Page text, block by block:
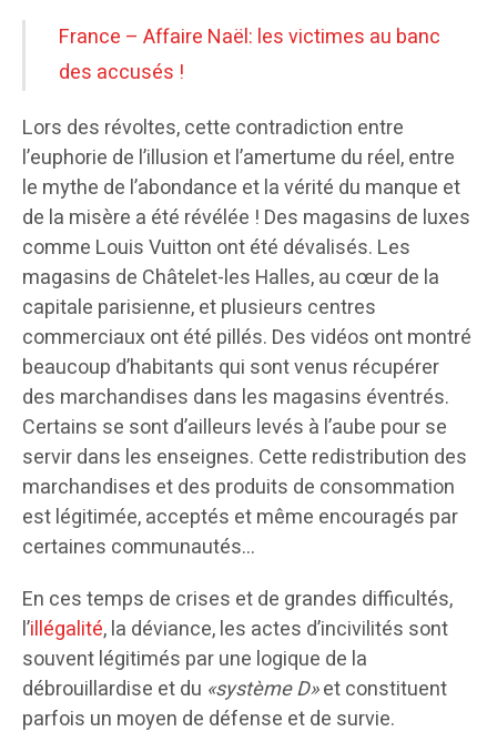
France – Affaire Naël: les victimes au banc
des accusés !
Lors des révoltes, cette contradiction entre
l’euphorie de l’illusion et l’amertume du réel, entre
le mythe de l’abondance et la vérité du manque et
de la misère a été révélée ! Des magasins de luxes
comme Louis Vuitton ont été dévalisés. Les
magasins de Châtelet-les Halles, au cœur de la
capitale parisienne, et plusieurs centres
commerciaux ont été pillés. Des vidéos ont montré
beaucoup d’habitants qui sont venus récupérer
des marchandises dans les magasins éventrés.
Certains se sont d’ailleurs levés à l’aube pour se
servir dans les enseignes. Cette redistribution des
marchandises et des produits de consommation
est légitimée, acceptés et même encouragés par
certaines communautés…
En ces temps de crises et de grandes difficultés,
l’illégalité, la déviance, les actes d’incivilités sont
souvent légitimés par une logique de la
débrouillardise et du «système D»et constituent
parfois un moyen de défense et de survie.